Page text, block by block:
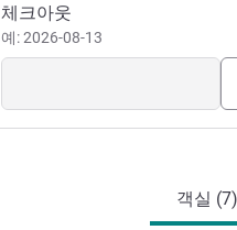
체크아웃
예: 2026-08-13
객실 (7)